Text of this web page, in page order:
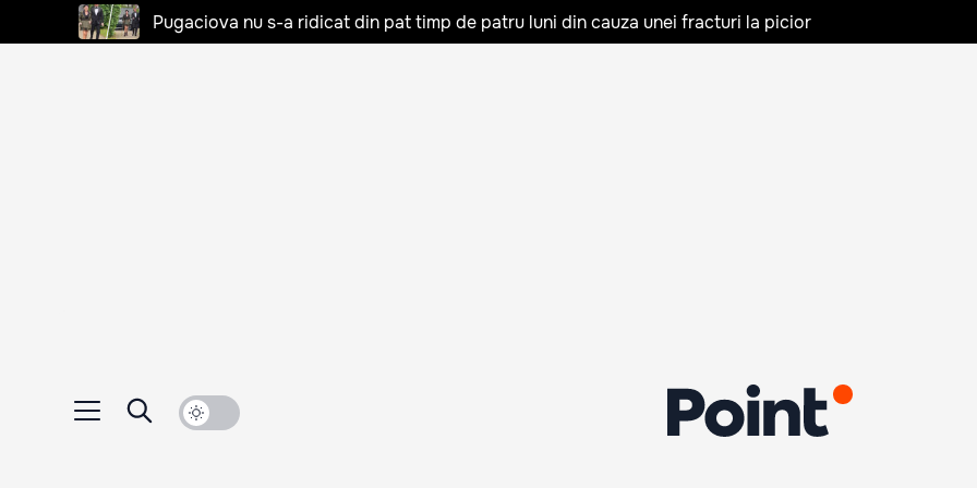
Pugaciova nu s-a ridicat din pat timp de patru luni din cauza unei fracturi la picior